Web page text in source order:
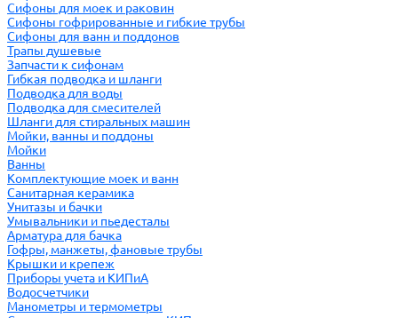
Сифоны для моек и раковин
Сифоны гофрированные и гибкие трубы
Сифоны для ванн и поддонов
Трапы душевые
Запчасти к сифонам
Гибкая подводка и шланги
Подводка для воды
Подводка для смесителей
Шланги для стиральных машин
Мойки, ванны и поддоны
Мойки
Ванны
Комплектующие моек и ванн
Санитарная керамика
Унитазы и бачки
Умывальники и пьедесталы
Арматура для бачка
Гофры, манжеты, фановые трубы
Крышки и крепеж
Приборы учета и КИПиА
Водосчетчики
Манометры и термометры